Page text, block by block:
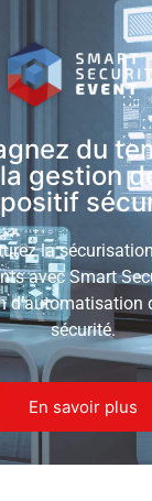
du
gestion
la
avec Smart
d’automatisation
sécurité.
En savoir plus